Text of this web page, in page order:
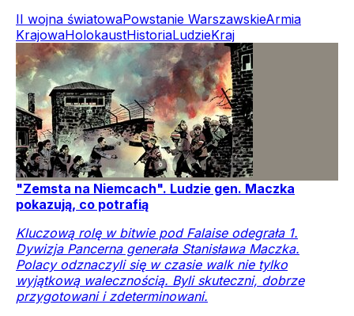
II wojna światowaPowstanie WarszawskieArmia
KrajowaHolokaustHistoriaLudzieKraj
"Zemsta na Niemcach". Ludzie gen. Maczka
pokazują, co potrafią
Kluczową rolę w bitwie pod Falaise odegrała 1.
Dywizja Pancerna generała Stanisława Maczka.
Polacy odznaczyli się w czasie walk nie tylko
wyjątkową walecznością. Byli skuteczni, dobrze
przygotowani i zdeterminowani.